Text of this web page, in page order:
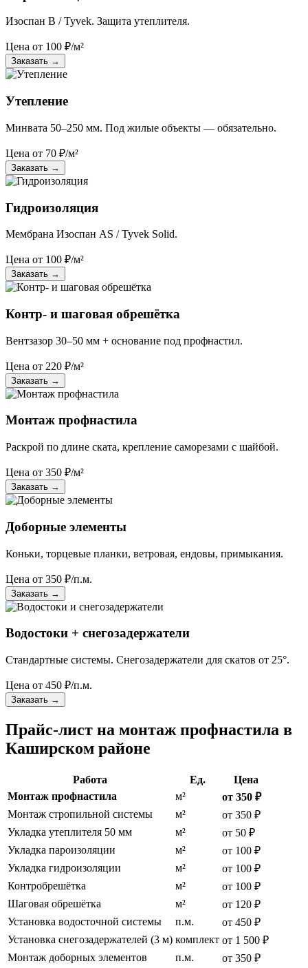
Изоспан B / Tyvek. Защита утеплителя.
Цена от 100 ₽/м²
Заказать →
Утепление
Минвата 50–250 мм. Под жилые объекты — обязательно.
Цена от 70 ₽/м²
Заказать →
Гидроизоляция
Мембрана Изоспан AS / Tyvek Solid.
Цена от 100 ₽/м²
Заказать →
Контр- и шаговая обрешётка
Вентзазор 30–50 мм + основание под профнастил.
Цена от 220 ₽/м²
Заказать →
Монтаж профнастила
Раскрой по длине ската, крепление саморезами с шайбой.
Цена от 350 ₽/м²
Заказать →
Доборные элементы
Коньки, торцевые планки, ветровая, ендовы, примыкания.
Цена от 350 ₽/п.м.
Заказать →
Водостоки + снегозадержатели
Стандартные системы. Снегозадержатели для скатов от 25°.
Цена от 450 ₽/п.м.
Заказать →
Прайс-лист на монтаж профнастила в
Каширском районе
Работа Ед.
Цена
Монтаж профнастила
м²
от 350 ₽
Монтаж стропильной системы
м²
от 350 ₽
Укладка утеплителя 50 мм
м²
от 50 ₽
Укладка пароизоляции
м²
от 100 ₽
Укладка гидроизоляции
м²
от 100 ₽
Контробрешётка
м²
от 100 ₽
Шаговая обрешётка
м²
от 120 ₽
Установка водосточной системы
п.м.
от 450 ₽
Установка снегозадержателей (3 м) комплект от 1 500 ₽
Монтаж доборных элементов
п.м.
от 350 ₽